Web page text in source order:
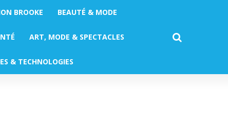
BROOKE BEAUTÉ & MODE
ART, MODE & SPECTACLES
& TECHNOLOGIES